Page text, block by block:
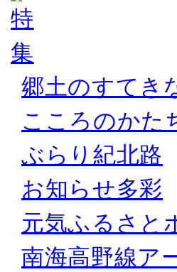
郷土のすてき
こころのかた
ぶらり紀北路
お知らせ多彩
元気ふるさと
南海高野線ア